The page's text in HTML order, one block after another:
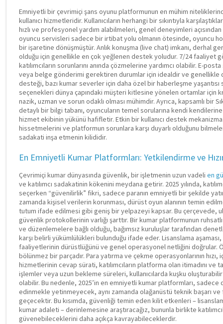
Emniyetli bir çevrimiçi şans oyunu platformunun en mühim
kullanıcı hizmetleridir. Kullanıcıların herhangi bir sıkıntıyla
hızlı ve profesyonel yardım alabilmeleri, genel deneyimleri
oyuncu servisleri sadece bir irtibat yolu olmanın ötesinde, oyuncu
bir işaretine dönüşmüştür. Anlık konuşma (live chat) imkanı, derhal
olduğu için genellikle en çok yeğlenen destek yoludur. 7/24 faaliyet
katılımcıların sorunlarını anında çözmelerine yardımcı olabilir. E-
veya belge gönderimi gerektiren durumlar için idealdir ve genellikle
desteği, bazı kumar severler için daha özel bir haberleşme
seçenekleri dünya çapındaki müşteri kitlesine yönelen ortamlar için
nazik, uzman ve sorun odaklı olması mühimdir. Ayrıca, kapsamlı bir
detaylı bir bilgi tabanı, oyuncuların temel sorularına kendi
hizmet ekibinin yükünü hafifletir. Etkin bir kullanıcı destek
hissetmelerini ve platformun sorunlara karşı duyarlı olduğunu
sadakati inşa etmenin kilididir.
En Emniyetli Kumar Platformları: Yetkilendirme ve
Çevrimiçi kumar dünyasında güvenlik, bir işletmenin uzun vadeli en
ve katılımcı sadakatinin kökenini meydana getirir. 2025 yılında,
seçerken “güvenilirlik” fikri, sadece paranın emniyetli bir şekilde
zamanda kişisel verilerin korunması, dürüst oyun alanının temin
tutum ifade edilmesi gibi geniş bir yelpazeyi kapsar. Bu çerçevede,
güvenlik protokollerinin varlığı şarttır. Bir kumar platformunun
ve düzenlemelere bağlı olduğu, bağımsız kuruluşlar tarafından
karşı belirli yükümlülükleri bulunduğu ifade eder. Lisanslama
faaliyetlerinin dürüstlüğünü ve genel operasyonel netliğini doğrular.
bölünmez bir parçadır. Para yatırma ve çekme operasyonlarının
hizmetlerinin cevap sürati, katılımcıların platforma olan itimadını ve
işlemler veya uzun bekleme süreleri, kullanıcılarda kuşku
olabilir. Bu nedenle, 2025’in en emniyetli kumar platformları, sadece
edinmekle yetinmeyecek, aynı zamanda olağanüstü teknik başarı
geçecektir. Bu kısımda, güvenliği temin eden kilit etkenleri –
kumar adaleti – derinlemesine araştıracağız, bununla birlikte
güvenebileceklerini daha açıkça kavrayabileceklerdir.